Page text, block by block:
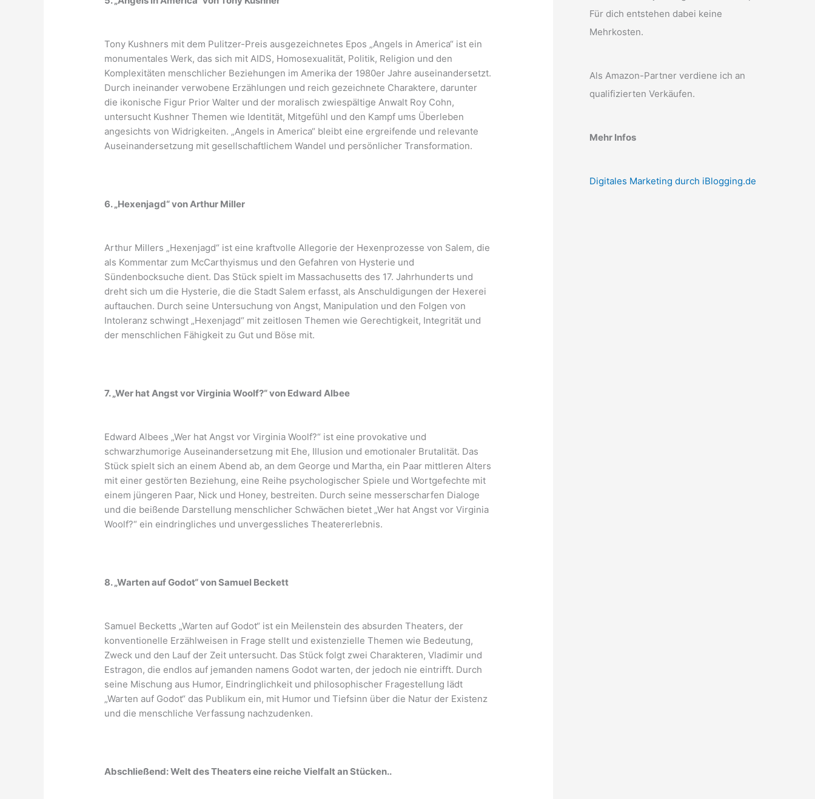
Tony Kushners mit dem Pulitzer-Preis ausgezeichnetes Epos „Angels in America“ ist ein
monumentales Werk, das sich mit AIDS, Homosexualität, Politik, Religion und den
Komplexitäten menschlicher Beziehungen im Amerika der 1980er Jahre auseinandersetzt.
Durch ineinander verwobene Erzählungen und reich gezeichnete Charaktere, darunter
die ikonische Figur Prior Walter und der moralisch zwiespältige Anwalt Roy Cohn,
untersucht Kushner Themen wie Identität, Mitgefühl und den Kampf ums Überleben
angesichts von Widrigkeiten. „Angels in America“ bleibt eine ergreifende und relevante
Auseinandersetzung mit gesellschaftlichem Wandel und persönlicher Transformation.
6. „Hexenjagd“ von Arthur Miller
Arthur Millers „Hexenjagd“ ist eine kraftvolle Allegorie der Hexenprozesse von Salem, die
als Kommentar zum McCarthyismus und den Gefahren von Hysterie und
Sündenbocksuche dient. Das Stück spielt im Massachusetts des 17. Jahrhunderts und
dreht sich um die Hysterie, die die Stadt Salem erfasst, als Anschuldigungen der Hexerei
auftauchen. Durch seine Untersuchung von Angst, Manipulation und den Folgen von
Intoleranz schwingt „Hexenjagd“ mit zeitlosen Themen wie Gerechtigkeit, Integrität und
der menschlichen Fähigkeit zu Gut und Böse mit.
7. „Wer hat Angst vor Virginia Woolf?“ von Edward Albee
Edward Albees „Wer hat Angst vor Virginia Woolf?“ ist eine provokative und
schwarzhumorige Auseinandersetzung mit Ehe, Illusion und emotionaler Brutalität. Das
Stück spielt sich an einem Abend ab, an dem George und Martha, ein Paar mittleren Alters
mit einer gestörten Beziehung, eine Reihe psychologischer Spiele und Wortgefechte mit
einem jüngeren Paar, Nick und Honey, bestreiten. Durch seine messerscharfen Dialoge
und die beißende Darstellung menschlicher Schwächen bietet „Wer hat Angst vor Virginia
Woolf?“ ein eindringliches und unvergessliches Theatererlebnis.
8. „Warten auf Godot“ von Samuel Beckett
Samuel Becketts „Warten auf Godot“ ist ein Meilenstein des absurden Theaters, der
konventionelle Erzählweisen in Frage stellt und existenzielle Themen wie Bedeutung,
Zweck und den Lauf der Zeit untersucht. Das Stück folgt zwei Charakteren, Vladimir und
Estragon, die endlos auf jemanden namens Godot warten, der jedoch nie eintrifft. Durch
seine Mischung aus Humor, Eindringlichkeit und philosophischer Fragestellung lädt
„Warten auf Godot“ das Publikum ein, mit Humor und Tiefsinn über die Natur der Existenz
und die menschliche Verfassung nachzudenken.
Abschließend: Welt des Theaters eine reiche Vielfalt an Stücken..
Für dich entstehen dabei keine
Mehrkosten.
Als Amazon-Partner verdiene ich an
qualifizierten Verkäufen.
Mehr Infos
Digitales Marketing durch iBlogging.de